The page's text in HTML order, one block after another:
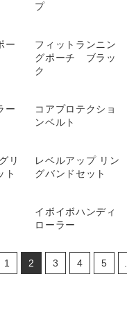
プ
ー
フィットランニン
グポーチ ブラッ
ク
ー
コアプロテクショ
ンベルト
リ
ト
レベルアップ リン
グバンドセット
イボイボハンディ
ローラー
1 2 3 4 5